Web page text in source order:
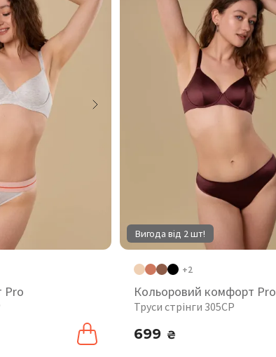
Pro
Вигода від 2 шт!
+2
Кольоровий комфорт Pro
Труси стрінги 305CP
699 ₴